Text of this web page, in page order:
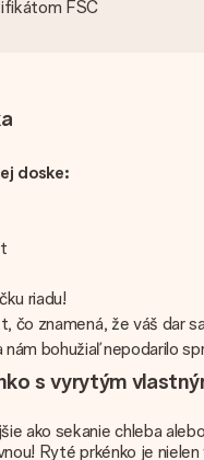
FSC
doske:
riadu!
čo znamená, že váš dar
bohužiaľ nepodarilo
s vyrytým
ako sekanie chleba
Ryté prkénko je